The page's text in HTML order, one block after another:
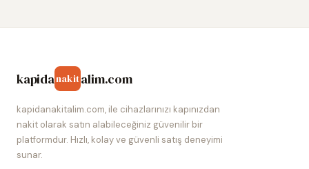
kapidanakitalim.com
kapidanakitalim.com, ile cihazlarınızı kapınızdan
nakit olarak satın alabileceğiniz güvenilir bir
platformdur. Hızlı, kolay ve güvenli satış deneyimi
sunar.